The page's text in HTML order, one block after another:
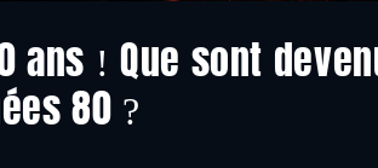
ans ! Que sont
80 ?